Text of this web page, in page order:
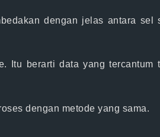
dengan jelas antara sel
Itu berarti data yang tercantum
dengan metode yang sama.